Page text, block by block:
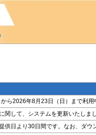
ら2026年8月23日（日）まで利
して、システムを更新いたしま
供日より30日間です。なお、ダ